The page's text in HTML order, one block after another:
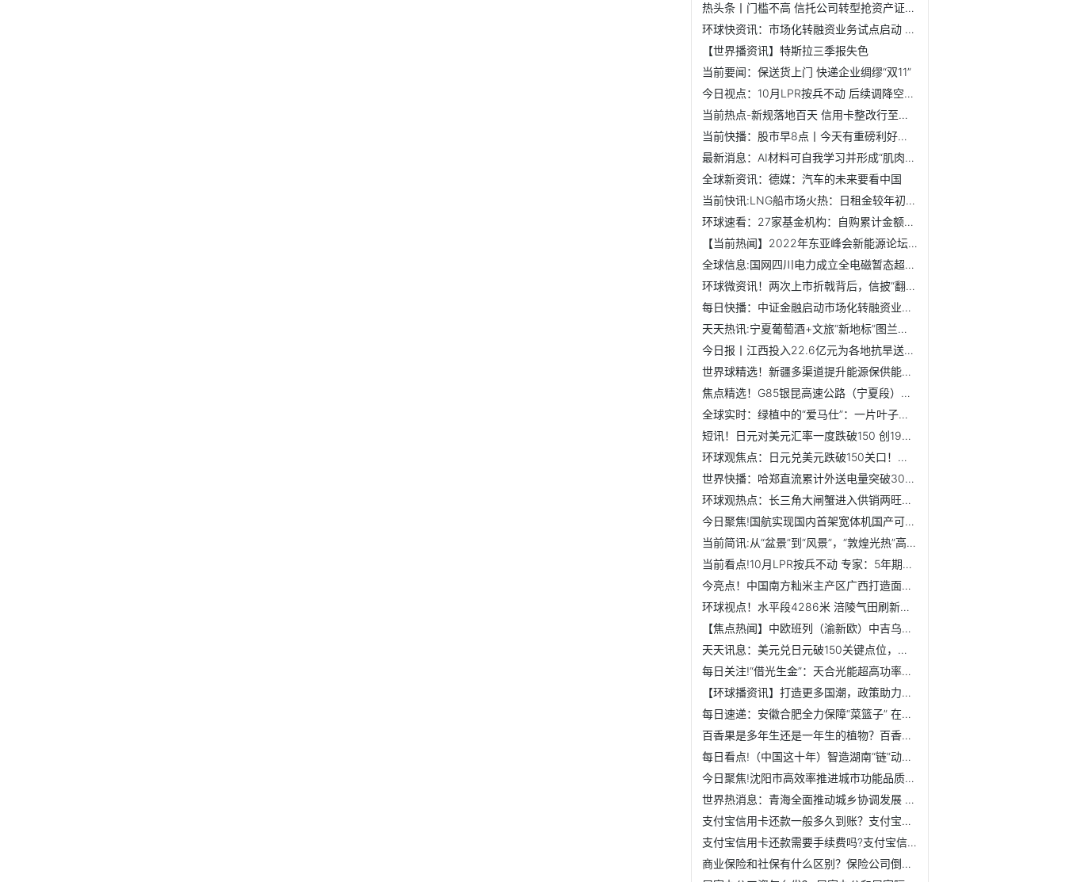
热头条丨门槛不高 信托公司转型抢资产证券化“蛋糕”
环球快资讯：市场化转融资业务试点启动 正向引导资金规范入市
【世界播资讯】特斯拉三季报失色
当前要闻：保送货上门 快递企业绸缪“双11”
今日视点：10月LPR按兵不动 后续调降空间仍存
当前热点-新规落地百天 信用卡整改行至何处
当前快播：股市早8点丨今天有重磅利好：“定向降息”
最新消息：AI材料可自我学习并形成“肌肉记忆”
全球新资讯：德媒：汽车的未来要看中国
当前快讯:LNG船市场火热：日租金较年初涨6倍 中国船厂强势崛起
环球速看：27家基金机构：自购累计金额超18亿元
【当前热闻】2022年东亚峰会新能源论坛举行 专家共议新能源...
全球信息:国网四川电力成立全电磁暂态超算中心
环球微资讯！两次上市折戟背后，信披“翻车”，毛利率异常、...
每日快播：中证金融启动市场化转融资业务试点
天天热讯:宁夏葡萄酒+文旅“新地标”图兰朵葡萄酒小镇初具雏形
今日报丨江西投入22.6亿元为各地抗旱送去“及时雨”
世界球精选！新疆多渠道提升能源保供能力 确保能源稳定供应
焦点精选！G85银昆高速公路（宁夏段）最长隧道贯通
全球实时：绿植中的“爱马仕”：一片叶子上万，买它的人在想...
短讯！日元对美元汇率一度跌破150 创1990年8月以来新低
环球观焦点：日元兑美元跌破150关口！日官员曾暗示或再次干预
世界快播：哈郑直流累计外送电量突破3000亿千瓦时
环球观热点：长三角大闸蟹进入供销两旺季 品质蟹价格上浮
今日聚焦!国航实现国内首架宽体机国产可持续航空燃料交付飞行
当前简讯:从“盆景”到“风景”，“敦煌光热”高比例应用生产...
当前看点!10月LPR按兵不动 专家：5年期以上LPR年内仍有下调空间
今亮点！中国南方籼米主产区广西打造面向东盟跨境粮食产业链
环球视点！水平段4286米 涪陵气田刷新国内页岩气钻井多项纪录
【焦点热闻】中欧班列（渝新欧）中吉乌公铁联运班列首发
天天讯息：美元兑日元破150关键点位，续创1990年以来新低
每日关注!“借光生金”：天合光能超高功率组件照亮乡村振兴路
【环球播资讯】打造更多国潮，政策助力消费品供给能力提升
每日速递：安徽合肥全力保障“菜篮子” 在地蔬菜充分满足需求
百香果是多年生还是一年生的植物？百香果的黑籽吞还是嚼碎
每日看点!（中国这十年）智造湖南“链”动全球 打造先进制造...
今日聚焦!沈阳市高效率推进城市功能品质建设提升
世界热消息：青海全面推动城乡协调发展 近40万户棚户区居民...
支付宝信用卡还款一般多久到账？支付宝信用卡还款免费额度是...
支付宝信用卡还款需要手续费吗?支付宝信用卡还款免费额度怎么...
商业保险和社保有什么区别？保险公司倒闭了我买的保险怎么办？